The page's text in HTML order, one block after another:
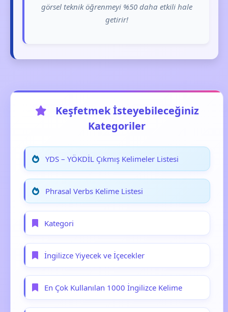
görsel teknik öğrenmeyi %50 daha etkili hale
getirir!
Keşfetmek İsteyebileceğiniz
Kategoriler
YDS – YÖKDİL Çıkmış Kelimeler Listesi
Phrasal Verbs Kelime Listesi
Kategori
İngilizce Yiyecek ve İçecekler
En Çok Kullanılan 1000 İngilizce Kelime